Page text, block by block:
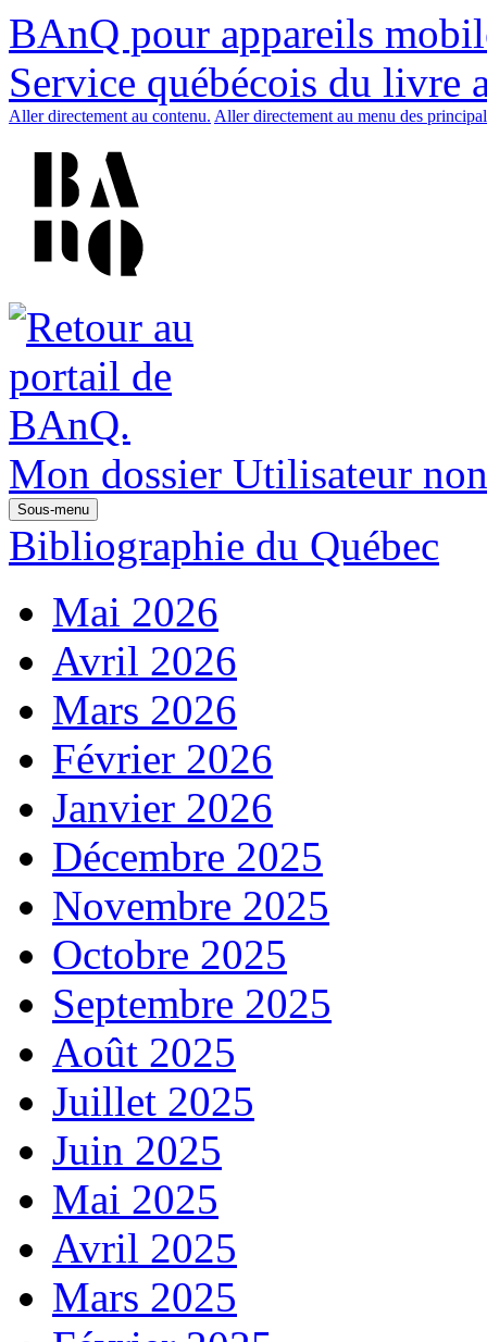
BAnQ pour appareils
Service québécois du livre
Aller directement au contenu. Aller directement au menu des
Mon dossier Utilisateur
Sous-menu
Bibliographie du Québec
Mai 2026
Avril 2026
Mars 2026
Février 2026
Janvier 2026
Décembre 2025
Novembre 2025
Octobre 2025
Septembre 2025
Août 2025
Juillet 2025
Juin 2025
Mai 2025
Avril 2025
Mars 2025